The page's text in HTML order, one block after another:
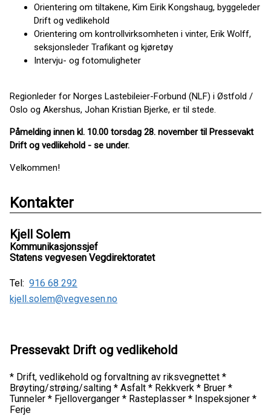
Orientering om tiltakene, Kim Eirik Kongshaug, byggeleder
Drift og vedlikehold
Orientering om kontrollvirksomheten i vinter, Erik Wolff,
seksjonsleder Trafikant og kjøretøy
Intervju- og fotomuligheter
Regionleder for Norges Lastebileier-Forbund (NLF) i Østfold /
Oslo og Akershus, Johan Kristian Bjerke, er til stede.
Påmelding innen kl. 10.00 torsdag 28. november til Pressevakt
Drift og vedlikehold - se under.
Velkommen!
Kontakter
Kjell Solem
Kommunikasjonssjef
Statens vegvesen Vegdirektoratet
Tel: 916 68 292
kjell.solem@vegvesen.no
Pressevakt Drift og vedlikehold
* Drift, vedlikehold og forvaltning av riksvegnettet *
Brøyting/strøing/salting * Asfalt * Rekkverk * Bruer *
Tunneler * Fjelloverganger * Rasteplasser * Inspeksjoner *
Ferje